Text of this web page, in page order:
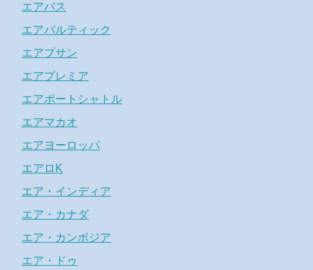
エアバス
エアバルティック
エアプサン
エアプレミア
エアポートシャトル
エアマカオ
エアヨーロッパ
エアロK
エア・インディア
エア・カナダ
エア・カンボジア
エア・ドゥ